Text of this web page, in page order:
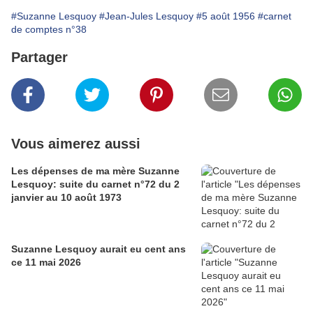
#Suzanne Lesquoy #Jean-Jules Lesquoy #5 août 1956 #carnet
de comptes n°38
Partager
Vous aimerez aussi
Les dépenses de ma mère Suzanne
Lesquoy: suite du carnet n°72 du 2
janvier au 10 août 1973
Suzanne Lesquoy aurait eu cent ans
ce 11 mai 2026